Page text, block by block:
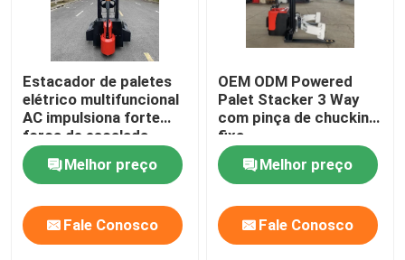
Estacador de paletes
elétrico multifuncional
AC impulsiona forte
força de escalada
Melhor preço
Fale Conosco
OEM ODM Powered
Palet Stacker 3 Way
com pinça de chucking
fixa
Melhor preço
Fale Conosco